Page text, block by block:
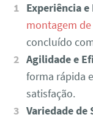
Experiência
montagem
concluído
Agilidade e
forma rápida
satisfação.
Variedade de